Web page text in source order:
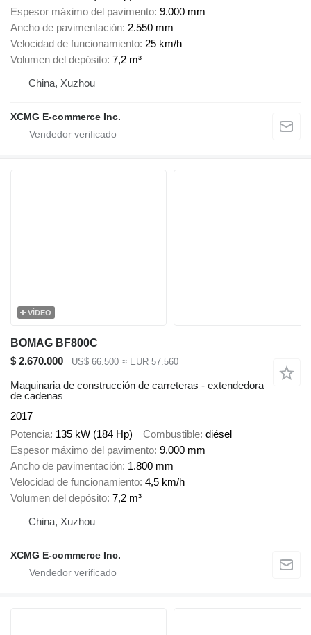
Espesor máximo del pavimento 9.000 mm
Ancho de pavimentación 2.550 mm
Velocidad de funcionamiento 25 km/h
Volumen del depósito 7,2 m³
China, Xuzhou
XCMG E-commerce Inc.
VÍDEO
BOMAG BF800C
$ 2.670.000
US$ 66.500 ≈ EUR 57.560
Maquinaria de construcción de carreteras - extendedora
de cadenas
2017
Potencia 135 kW (184 Hp) Combustible diésel
Espesor máximo del pavimento 9.000 mm
Ancho de pavimentación 1.800 mm
Velocidad de funcionamiento 4,5 km/h
Volumen del depósito 7,2 m³
China, Xuzhou
XCMG E-commerce Inc.